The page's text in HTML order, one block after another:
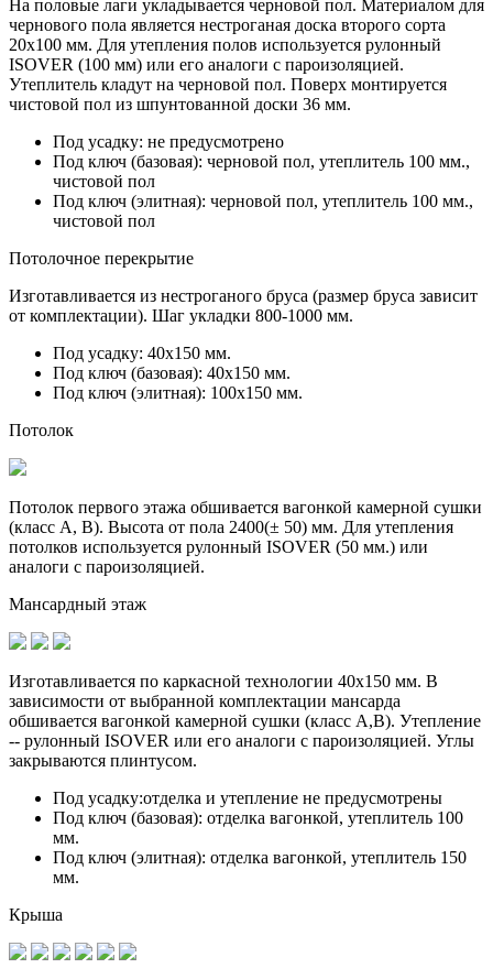
На половые лаги укладывается черновой пол. Материалом для
чернового пола является нестроганая доска второго сорта
20х100 мм. Для утепления полов используется рулонный
ISOVER (100 мм) или его аналоги с пароизоляцией.
Утеплитель кладут на черновой пол. Поверх монтируется
чистовой пол из шпунтованной доски 36 мм.
Под усадку: не предусмотрено
Под ключ (базовая): черновой пол, утеплитель 100 мм.,
чистовой пол
Под ключ (элитная): черновой пол, утеплитель 100 мм.,
чистовой пол
Потолочное перекрытие
Изготавливается из нестроганого бруса (размер бруса зависит
от комплектации). Шаг укладки 800-1000 мм.
Под усадку: 40х150 мм.
Под ключ (базовая): 40х150 мм.
Под ключ (элитная): 100х150 мм.
Потолок
Потолок первого этажа обшивается вагонкой камерной сушки
(класс A, B). Высота от пола 2400(± 50) мм. Для утепления
потолков используется рулонный ISOVER (50 мм.) или
аналоги с пароизоляцией.
Мансардный этаж
Изготавливается по каркасной технологии 40х150 мм. В
зависимости от выбранной комплектации мансарда
обшивается вагонкой камерной сушки (класс А,В). Утепление
-- рулонный ISOVER или его аналоги с пароизоляцией. Углы
закрываются плинтусом.
Под усадку:отделка и утепление не предусмотрены
Под ключ (базовая): отделка вагонкой, утеплитель 100
мм.
Под ключ (элитная): отделка вагонкой, утеплитель 150
мм.
Крыша